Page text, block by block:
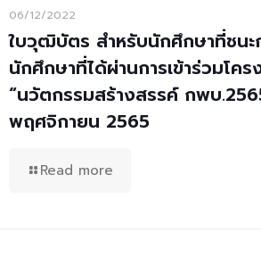
06/12/2022
ใบวุฒิบัตร สำหรับนักศึกษาที่ชนะ
นักศึกษาที่ได้ผ่านการเข้าร่วมโคร
“นวัตกรรมสร้างสรรค์ กพบ
พฤศจิกายน 2565
Read more